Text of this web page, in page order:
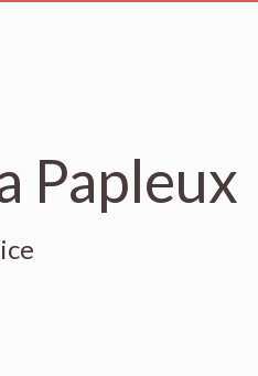
Papleux